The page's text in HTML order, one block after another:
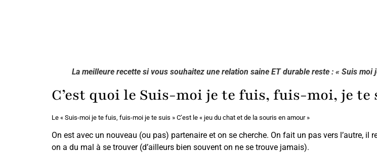
La meilleure recette si vous souhaitez une relation saine ET durable reste : « Suis
C’est quoi le Suis-moi je te fuis, fuis-moi, je te
Le « Suis-moi je te fuis, fuis-moi je te suis » C’est le « jeu du chat et de la souris en amour »
On est avec un nouveau (ou pas) partenaire et on se cherche. On fait un pas vers l’autre,
on a du mal à se trouver (d’ailleurs bien souvent on ne se trouve jamais).